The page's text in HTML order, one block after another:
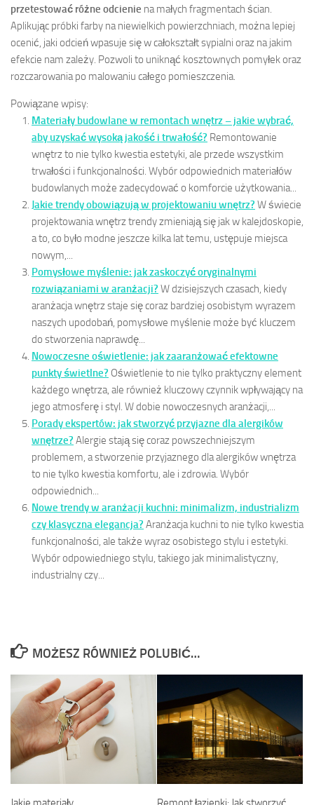
przetestować różne odcienie na małych fragmentach ścian.
Aplikując próbki farby na niewielkich powierzchniach, można lepiej
ocenić, jaki odcień wpasuje się w całokształt sypialni oraz na jakim
efekcie nam zależy. Pozwoli to uniknąć kosztownych pomyłek oraz
rozczarowania po malowaniu całego pomieszczenia.
Powiązane wpisy:
Materiały budowlane w remontach wnętrz – jakie wybrać,
aby uzyskać wysoką jakość i trwałość? Remontowanie
wnętrz to nie tylko kwestia estetyki, ale przede wszystkim
trwałości i funkcjonalności. Wybór odpowiednich materiałów
budowlanych może zadecydować o komforcie użytkowania...
Jakie trendy obowiązują w projektowaniu wnętrz? W świecie
projektowania wnętrz trendy zmieniają się jak w kalejdoskopie,
a to, co było modne jeszcze kilka lat temu, ustępuje miejsca
nowym,...
Pomysłowe myślenie: jak zaskoczyć oryginalnymi
rozwiązaniami w aranżacji? W dzisiejszych czasach, kiedy
aranżacja wnętrz staje się coraz bardziej osobistym wyrazem
naszych upodobań, pomysłowe myślenie może być kluczem
do stworzenia naprawdę...
Nowoczesne oświetlenie: jak zaaranżować efektowne
punkty świetlne? Oświetlenie to nie tylko praktyczny element
każdego wnętrza, ale również kluczowy czynnik wpływający na
jego atmosferę i styl. W dobie nowoczesnych aranżacji,...
Porady ekspertów: jak stworzyć przyjazne dla alergików
wnętrze? Alergie stają się coraz powszechniejszym
problemem, a stworzenie przyjaznego dla alergików wnętrza
to nie tylko kwestia komfortu, ale i zdrowia. Wybór
odpowiednich...
Nowe trendy w aranżacji kuchni: minimalizm, industrializm
czy klasyczna elegancja? Aranżacja kuchni to nie tylko kwestia
funkcjonalności, ale także wyraz osobistego stylu i estetyki.
Wybór odpowiedniego stylu, takiego jak minimalistyczny,
industrialny czy...
MOŻESZ RÓWNIEŻ POLUBIĆ…